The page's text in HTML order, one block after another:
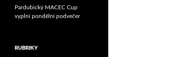
Pardubický MACEC Cup
vyplní pondělní podvečer
RUBRIKY